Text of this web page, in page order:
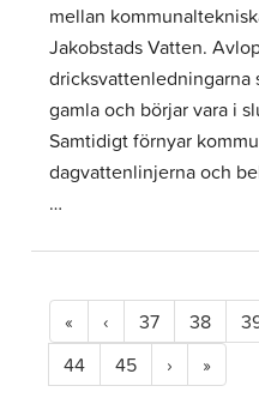
mellan
Jakobstads Vatten.
dricksvattenledningarna
gamla och börjar vara i
Samtidigt förnyar
dagvattenlinjerna och
…
« ‹ 37 38
44
45 › »